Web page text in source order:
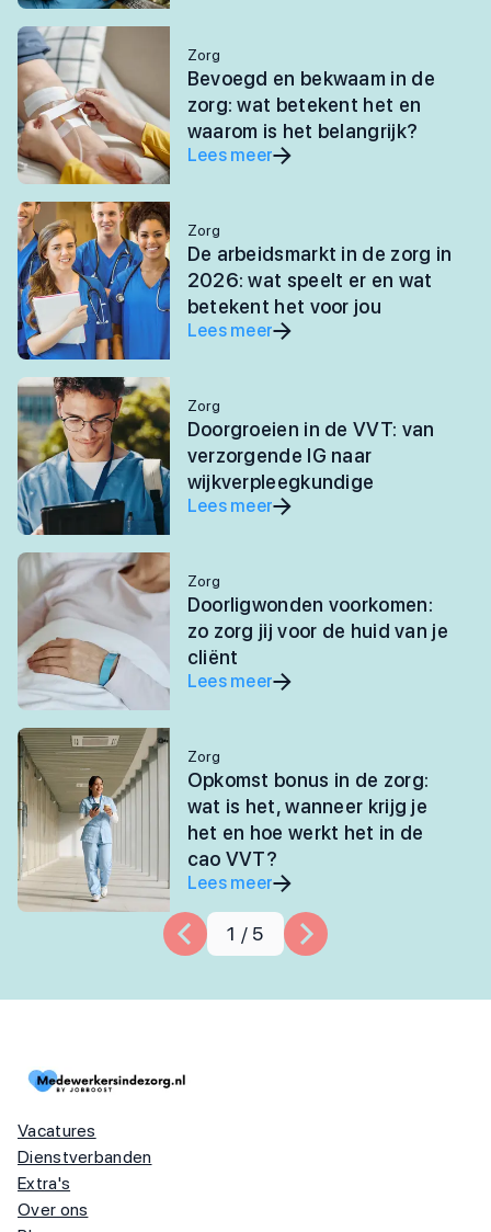
Zorg
Bevoegd en bekwaam in de
zorg: wat betekent het en
waarom is het belangrijk?
Lees meer
Zorg
De arbeidsmarkt in de zorg in
2026: wat speelt er en wat
betekent het voor jou
Lees meer
Zorg
Doorgroeien in de VVT: van
verzorgende IG naar
wijkverpleegkundige
Lees meer
Zorg
Doorligwonden voorkomen:
zo zorg jij voor de huid van je
cliënt
Lees meer
Zorg
Opkomst bonus in de zorg:
wat is het, wanneer krijg je
het en hoe werkt het in de
cao VVT?
Lees meer
1 / 5
Vacatures
Dienstverbanden
Extra's
Over ons